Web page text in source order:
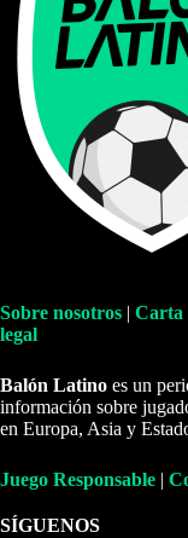
Sobre nosotros | Carta
legal
Balón Latino es un
información sobre
en Europa, Asia y
Juego Responsable |
SÍGUENOS